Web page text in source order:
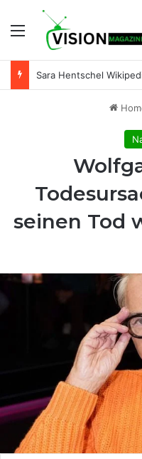
Menu
seinen Tod